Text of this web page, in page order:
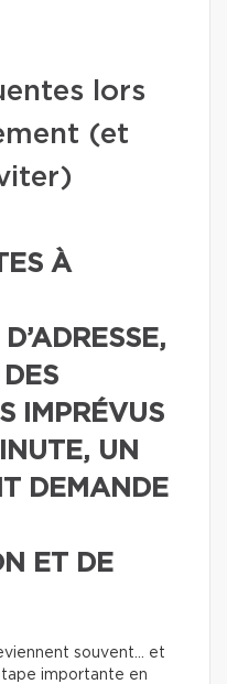
lors
(et
À
IMPRÉVUS
UN
DEMANDE
ET DE
souvent… et
importante en